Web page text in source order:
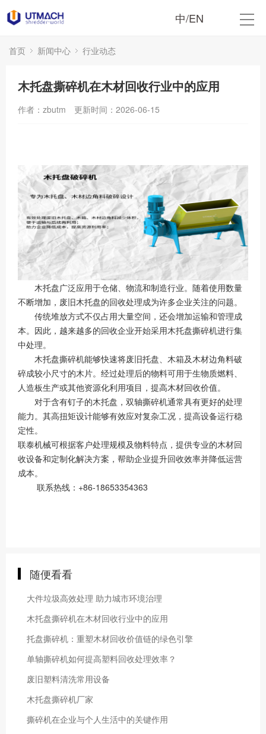
中/EN
首页 新闻中心 行业动态
木托盘撕碎机在木材回收行业中的应用
作者：zbutm 更新时间：2026-06-15
木托盘广泛应用于仓储、物流和制造行业。随着使用数量
不断增加，废旧木托盘的回收处理成为许多企业关注的问题。
传统堆放方式不仅占用大量空间，还会增加运输和管理成
本。因此，越来越多的回收企业开始采用木托盘撕碎机进行集
中处理。
木托盘撕碎机能够快速将废旧托盘、木箱及木材边角料破
碎成较小尺寸的木片。经过处理后的物料可用于生物质燃料、
人造板生产或其他资源化利用项目，提高木材回收价值。
对于含有钉子的木托盘，双轴撕碎机通常具有更好的处理
能力。其高扭矩设计能够有效应对复杂工况，提高设备运行稳
定性。
联泰机械可根据客户处理规模及物料特点，提供专业的木材回
收设备和定制化解决方案，帮助企业提升回收效率并降低运营
成本。
联系热线：+86-18653354363
随便看看
大件垃圾高效处理 助力城市环境治理
木托盘撕碎机在木材回收行业中的应用
托盘撕碎机：重塑木材回收价值链的绿色引擎
单轴撕碎机如何提高塑料回收处理效率？
废旧塑料清洗常用设备
木托盘撕碎机厂家
撕碎机在企业与个人生活中的关键作用